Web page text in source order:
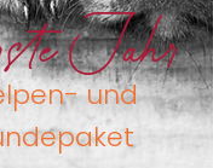
Jahr
und